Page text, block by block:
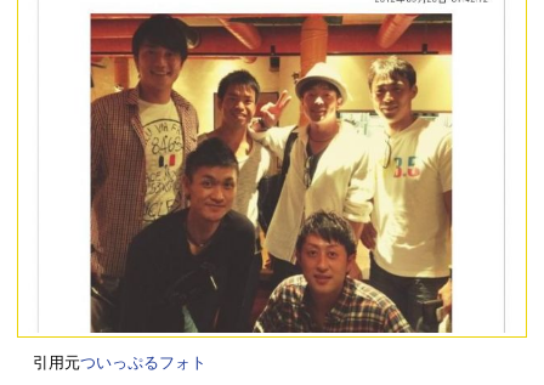
引用元ついっぷるフォト